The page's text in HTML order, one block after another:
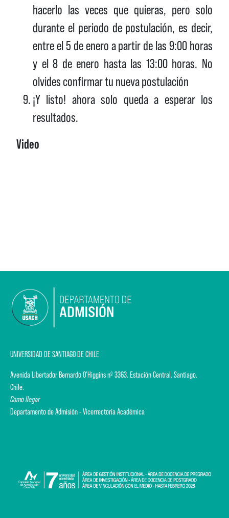
hacerlo las veces que quieras, pero solo
durante el periodo de postulación, es decir,
entre el 5 de enero a partir de las 9:00 horas
y el 8 de enero hasta las 13:00 horas. No
olvides confirmar tu nueva postulación
¡Y listo! ahora solo queda a esperar los
resultados.
Video
UNIVERSIDAD DE SANTIAGO DE CHILE
Avenida Libertador Bernardo O'Higgins nº 3363. Estación Central. Santiago.
Chile.
Como llegar
Departamento de Admisión - Vicerrectoría Académica